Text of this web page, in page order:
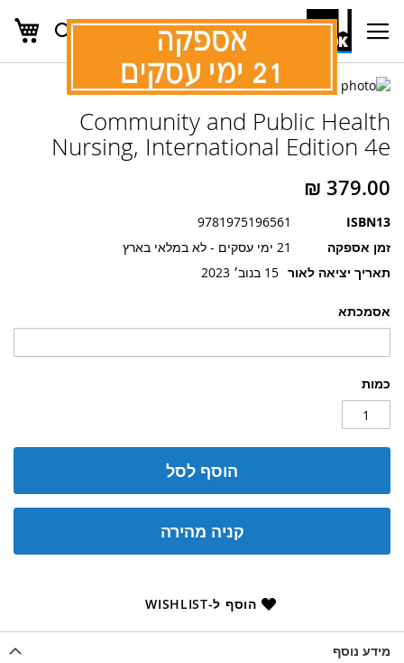
Skip
Content
חפש
אסמכתא
כמות
הוסף לסל
קניה מהירה
הוסף ל-WISHLIST
Community and Public Health
Nursing, International Edition 4e
ISBN13
9781975196561
זמן אספקה
21 ימי עסקים - לא במלאי בארץ
תאריך יציאה לאור 15 בנוב׳ 2023
לדלג
של
גלריית
תמונות
להתחלה
של
גלריית
מידע נוסף